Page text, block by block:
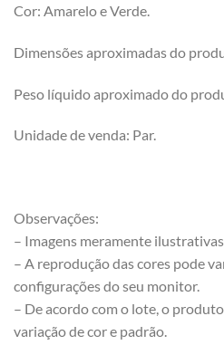
Cor: Amarelo e Verde.
Dimensões aproximadas do
Peso líquido aproximado do
Unidade de venda: Par.
Observações:
– Imagens meramente
– A reprodução das cores pode
configurações do seu monitor.
– De acordo com o lote, o
variação de cor e padrão.